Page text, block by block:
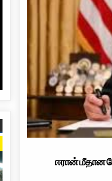
ஈரான் மீதான